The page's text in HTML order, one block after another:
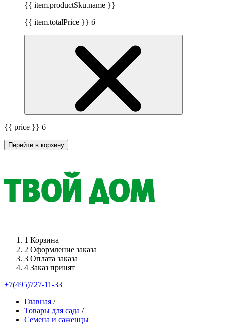
{{ item.productSku.name }}
{{ item.totalPrice }} б
{{ price }} б
Перейти в корзину
1 Корзина
2 Оформление заказа
3 Оплата заказа
4 Заказ принят
+7(495)727-11-33
Главная /
Товары для сада /
Семена и саженцы